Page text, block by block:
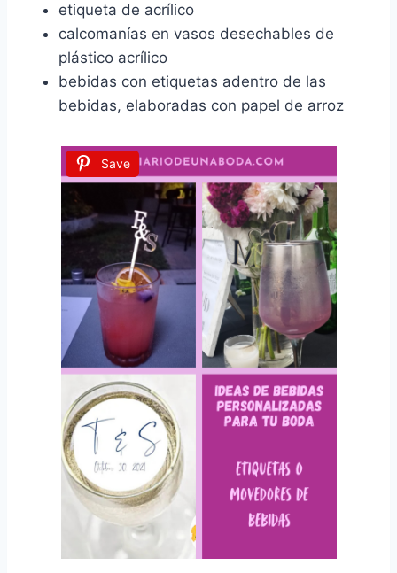
etiqueta de acrílico
calcomanías en vasos desechables de
plástico acrílico
bebidas con etiquetas adentro de las
bebidas, elaboradas con papel de arroz
Save